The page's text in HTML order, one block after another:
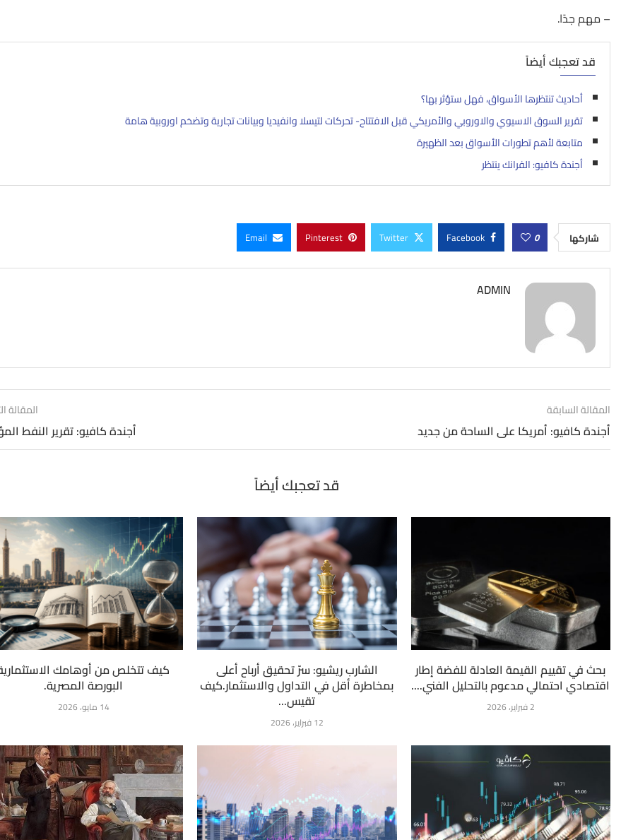
– مهم جدًا.
قد تعجبك أيضاً
أحاديث تنتظرها الأسواق، فهل ستؤثر بها؟
تقرير السوق الاسيوي والاوروبي والأمريكي قبل الافتتاح- تحركات لتيسلا وانفيديا وبيانات تجارية وتضخم اوروبية هامة
متابعة لأهم تطورات الأسواق بعد الظهيرة
أجندة كافيو: الفرانك ينتظر
شاركها 0
Facebook
Twitter
Pinterest
Email
ADMIN
المقالة السابقة
أجندة كافيو: أمريكا على الساحة من جديد
المقالة
أجندة كافيو: تقرير النفط
قد تعجبك أيضاً
كيف تتخلص من أوهامك
البورصة المصرية.
14 مايو، 2026
الشارب ريشيو: سرّ تحقيق أرباح أعلى
بمخاطرة أقل في التداول والاستثمار.كيف
تقيس...
12 فبراير، 2026
بحث في تقييم القيمة العادلة للفضة إطار
اقتصادي احتمالي مدعوم بالتحليل الفني....
2 فبراير، 2026